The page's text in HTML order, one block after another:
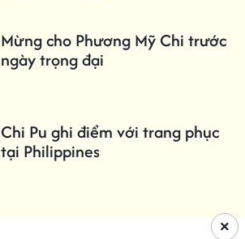
Mừng cho Phương Mỹ Chi trước
ngày trọng đại
Chi Pu ghi điểm với trang phục
tại Philippines
×